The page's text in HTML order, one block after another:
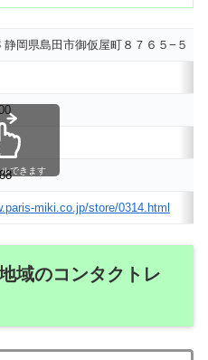
静岡県島田市御仮屋町８７６５−５
miki.co.jp/store/0314.html
できます
域のコンタクトレ